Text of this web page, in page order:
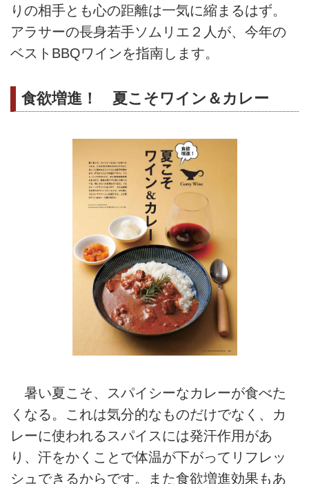
りの相手とも心の距離は一気に縮まるはず。
アラサーの長身若手ソムリエ２人が、今年の
ベストBBQワインを指南します。
食欲増進！ 夏こそワイン＆カレー
暑い夏こそ、スパイシーなカレーが食べた
くなる。これは気分的なものだけでなく、カ
レーに使われるスパイスには発汗作用があ
り、汗をかくことで体温が下がってリフレッ
シュできるからです。また食欲増進効果もあ